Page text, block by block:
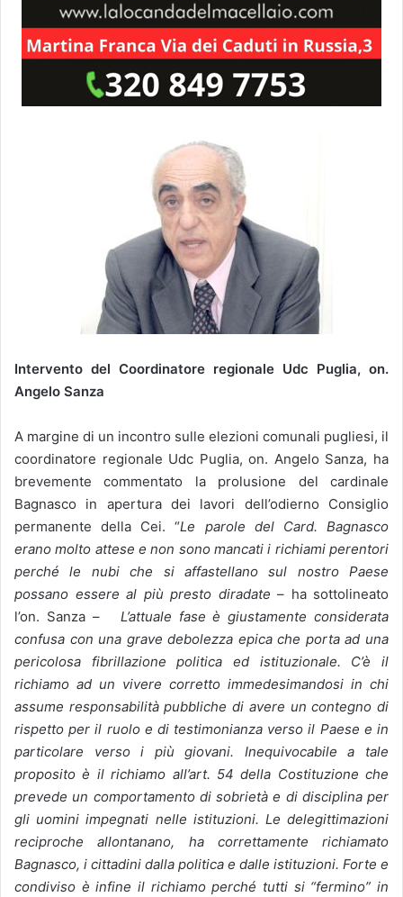
Intervento del Coordinatore regionale Udc Puglia, on.
Angelo Sanza
A margine di un incontro sulle elezioni comunali pugliesi, il
coordinatore regionale Udc Puglia, on. Angelo Sanza, ha
brevemente commentato la prolusione del cardinale
Bagnasco in apertura dei lavori dell’odierno Consiglio
permanente della Cei. “Le parole del Card. Bagnasco
erano molto attese e non sono mancati i richiami perentori
perché le nubi che si affastellano sul nostro Paese
possano essere al più presto diradate – ha sottolineato
l’on. Sanza – L’attuale fase è giustamente considerata
confusa con una grave debolezza epica che porta ad una
pericolosa fibrillazione politica ed istituzionale. C’è il
richiamo ad un vivere corretto immedesimandosi in chi
assume responsabilità pubbliche di avere un contegno di
rispetto per il ruolo e di testimonianza verso il Paese e in
particolare verso i più giovani. Inequivocabile a tale
proposito è il richiamo all’art. 54 della Costituzione che
prevede un comportamento di sobrietà e di disciplina per
gli uomini impegnati nelle istituzioni. Le delegittimazioni
reciproche allontanano, ha correttamente richiamato
Bagnasco, i cittadini dalla politica e dalle istituzioni. Forte e
condiviso è infine il richiamo perché tutti si “fermino” in